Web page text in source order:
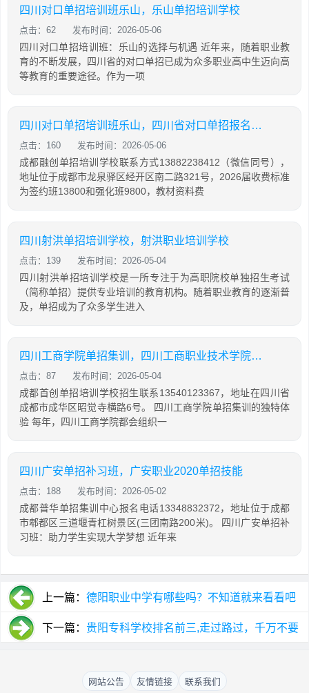
四川对口单招培训班乐山，乐山单招培训学校
点击：62 发布时间：2026-05-06
四川对口单招培训班：乐山的选择与机遇 近年来，随着职业教
育的不断发展，四川省的对口单招已成为众多职业高中生迈向高
等教育的重要途径。作为一项
四川对口单招培训班乐山，四川省对口单招报名条件
点击：160 发布时间：2026-05-06
成都融创单招培训学校联系方式13882238412（微信同号），
地址位于成都市龙泉驿区经开区南二路321号，2026届收费标准
为签约班13800和强化班9800，教材资料费
四川射洪单招培训学校，射洪职业培训学校
点击：139 发布时间：2026-05-04
四川射洪单招培训学校是一所专注于为高职院校单独招生考试
（简称单招）提供专业培训的教育机构。随着职业教育的逐渐普
及，单招成为了众多学生进入
四川工商学院单招集训，四川工商职业技术学院2021单招考试大纲
点击：87 发布时间：2026-05-04
成都首创单招培训学校招生联系13540123367，地址在四川省
成都市成华区昭觉寺横路6号。 四川工商学院单招集训的独特体
验 每年，四川工商学院都会组织一
四川广安单招补习班，广安职业2020单招技能
点击：188 发布时间：2026-05-02
成都普华单招集训中心报名电话13348832372，地址位于成都
市郫都区三道堰青杠树景区(三团南路200米)。 四川广安单招补
习班：助力学生实现大学梦想 近年来
上一篇： 德阳职业中学有哪些吗？不知道就来看看吧
下一篇： 贵阳专科学校排名前三,走过路过，千万不要
网站公告 友情链接 联系我们